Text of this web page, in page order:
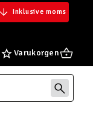
Inklusive moms
Varukorgen